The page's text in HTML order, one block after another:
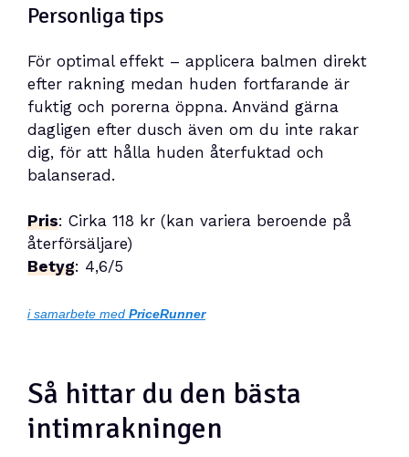
Personliga tips
För optimal effekt – applicera balmen direkt
efter rakning medan huden fortfarande är
fuktig och porerna öppna. Använd gärna
dagligen efter dusch även om du inte rakar
dig, för att hålla huden återfuktad och
balanserad.
Pris: Cirka 118 kr (kan variera beroende på
återförsäljare)
Betyg: 4,6/5
i samarbete med PriceRunner
Så hittar du den bästa
intimrakningen